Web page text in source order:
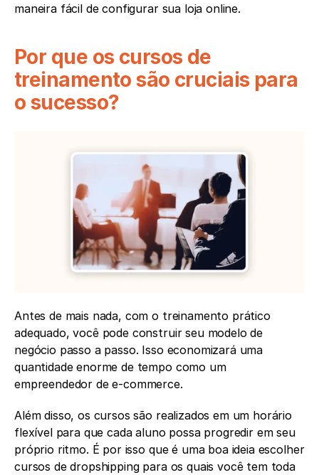
maneira fácil de configurar sua loja online.
Por que os cursos de
treinamento são cruciais para
o sucesso?
Antes de mais nada, com o treinamento prático
adequado, você pode construir seu modelo de
negócio passo a passo. Isso economizará uma
quantidade enorme de tempo como um
empreendedor de e-commerce.
Além disso, os cursos são realizados em um horário
flexível para que cada aluno possa progredir em seu
próprio ritmo. É por isso que é uma boa ideia escolher
cursos de dropshipping para os quais você tem toda